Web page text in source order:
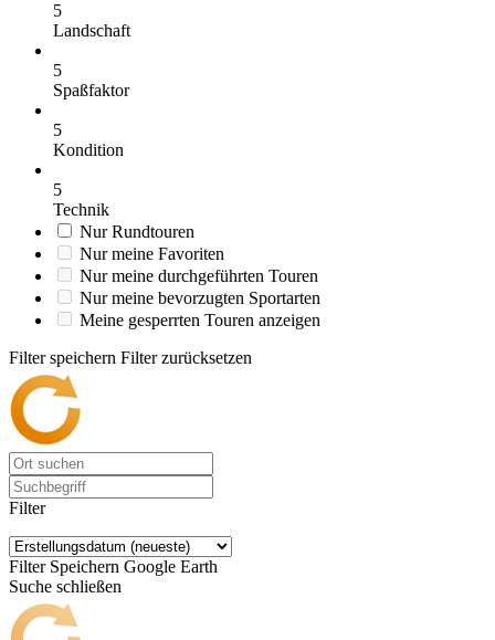
5
Landschaft
5
Spaßfaktor
5
Kondition
5
Technik
Nur Rundtouren
Nur meine Favoriten
Nur meine durchgeführten Touren
Nur meine bevorzugten Sportarten
Meine gesperrten Touren anzeigen
Filter speichern Filter zurücksetzen
Filter
Filter Speichern Google Earth
Suche schließen